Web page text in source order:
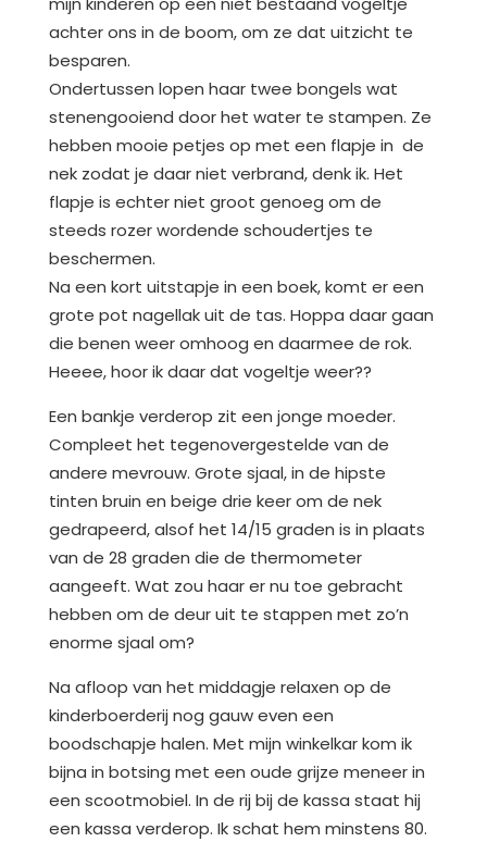
achter ons in de boom, om ze dat uitzicht te
besparen.
Ondertussen lopen haar twee bongels wat
stenengooiend door het water te stampen. Ze
hebben mooie petjes op met een flapje in de
nek zodat je daar niet verbrand, denk ik. Het
flapje is echter niet groot genoeg om de
steeds rozer wordende schoudertjes te
beschermen.
Na een kort uitstapje in een boek, komt er een
grote pot nagellak uit de tas. Hoppa daar gaan
die benen weer omhoog en daarmee de rok.
Heeee, hoor ik daar dat vogeltje weer??
Een bankje verderop zit een jonge moeder.
Compleet het tegenovergestelde van de
andere mevrouw. Grote sjaal, in de hipste
tinten bruin en beige drie keer om de nek
gedrapeerd, alsof het 14/15 graden is in plaats
van de 28 graden die de thermometer
aangeeft. Wat zou haar er nu toe gebracht
hebben om de deur uit te stappen met zo’n
enorme sjaal om?
Na afloop van het middagje relaxen op de
kinderboerderij nog gauw even een
boodschapje halen. Met mijn winkelkar kom ik
bijna in botsing met een oude grijze meneer in
een scootmobiel. In de rij bij de kassa staat hij
een kassa verderop. Ik schat hem minstens 80.